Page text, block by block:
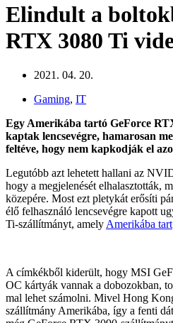
Elindult a
RTX 3080 Ti
2021. 04. 20.
Gaming, IT
Egy Amerikába tartó GeForce
kaptak lencsevégre, hamarosan
feltéve, hogy nem kapkodják el
Legutóbb azt lehetett hallani az
hogy a megjelenését elhalasztották,
közepére. Most ezt pletykát erősíti
élő felhasználó lencsevégre kapott
Ti-szállítmányt, amelyAmerikába tart
A címkékből kiderült, hogy MSI
OC kártyák vannak a dobozokban,
mal lehet számolni. Mivel Hong
szállítmány Amerikába, így a fenti